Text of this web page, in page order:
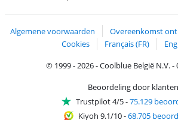
Algemene voorwaarden Overeenkomst
Cookies
Français (FR)
© 1999 - 2026 - Coolblue België N.V. -
Beoordeling door
Trustpilot 4/5-75.129
Kiyoh 9.1/10-68.705